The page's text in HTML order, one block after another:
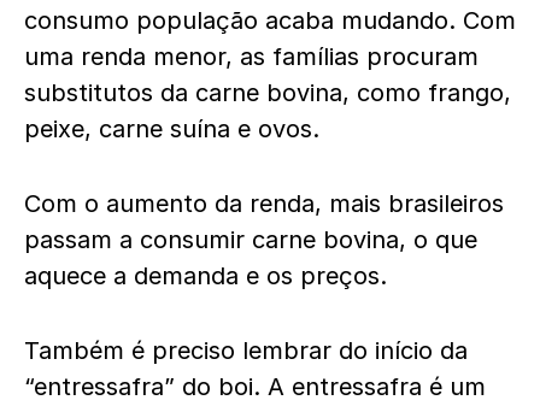
consumo população acaba mudando. Com
uma renda menor, as famílias procuram
substitutos da carne bovina, como frango,
peixe, carne suína e ovos.
Com o aumento da renda, mais brasileiros
passam a consumir carne bovina, o que
aquece a demanda e os preços.
Também é preciso lembrar do início da
“entressafra” do boi. A entressafra é um